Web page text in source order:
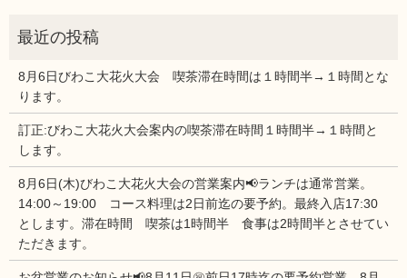
8月6日びわこ大花火大会 喫茶滞在時間は１時間半→１時間とな
ります。
訂正:びわこ大花火大会案内の喫茶滞在時間１時間半→１時間と
します。
8月6日(木)びわこ大花火大会の営業案内📢ランチは通常営業。
14:00～19:00 コース料理は2日前迄の要予約。最終入店17:30
とします。滞在時間 喫茶は1時間半 食事は2時間半とさせてい
ただきます。